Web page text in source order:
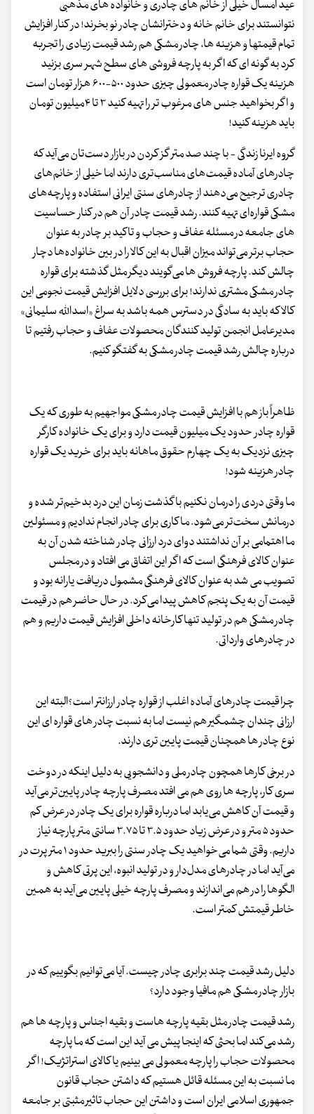
عید امسال خیلی از خانم های چادری و خانواده های مذهبی
نتوانستند برای خانم خانه و دخترانشان چادر نو بخرند! در کنار افزایش
تمام قیمتها و هزینه ها، چادر مشکی هم رشد قیمت زیادی را تجربه
کرد به گونه ای که اگر به پارچه فروشی های سطح شهر سری بزنید
هزینه یک قواره چادر معمولی چیزی حدود ۵۰۰-۶۰۰ هزار تومان است
و اگر بخواهید جنس های مرغوب تر را تهیه کنید ۳ تا ۴میلیون تومان
باید هزینه کنید!
گروه ایرنا زندگی - با چند صد متر گز کردن در بازار دست‌تان می‌آید که
چادرهای آماده قیمت‌های مناسب‌تری دارند اما خیلی از خانم‌های
چادری ترجیح می‌دهند از چادرهای سنتی ایرانی استفاده و پارچه‌های
مشکی قواره‌ای تهیه کنند. رشد قیمت چادر آن هم در کنار حساسیت
های جامعه در مسئله عفاف و حجاب و تاکید بر چادر به عنوان
حجاب برتر می‌تواند میزان اقبال به این کالا را در بین خانواده‌ها دچار
چالش کند. پارچه فروش ها می‌گویند دیگر مثل گذشته برای قواره
چادر مشکی مشتری ندارند! برای بررسی دلایل افزایش قیمت نجومی این
کالا که باید به سادگی در دسترس همه باشد به سراغ «اسدالله سلیمانی»
مدیرعامل انجمن تولید کنندگان محصولات عفاف و حجاب رفتیم تا
درباره چالش رشد قیمت چادر مشکی به گفتگو کنیم.
ظاهراً باز هم با افزایش قیمت چادر مشکی مواجهیم به طوری که یک
قواره چادر حدود یک میلیون قیمت دارد و برای یک خانواده کارگر
چیزی نزدیک به یک چهارم حقوق ماهانه باید برای خرید یک قواره
چادر هزینه شود!
ما وقتی دردی را درمان نکنیم با گذشت زمان این درد بدخیم‌تر شده و
درمانش سخت‌تر می‌شود. ما کاری برای چادر انجام ندادیم و مسئولین
ما اهتمامی بر آن نداشتند دوای درد ارزانی چادر شناخته شدن آن به
عنوان کالای فرهنگی است که اگر این اتفاق می افتاد و در مجلس
تصویب می شد به عنوان کالای فرهنگی مشمول دریافت یارانه بود و
قیمت آن به یک پنجم کاهش پیدا می‌کرد. در حال حاضر هم در قیمت
چادر مشکی هم در تولید تنها کارخانه داخلی افزایش قیمت داریم و هم
در چادرهای وارداتی.
چرا قیمت چادرهای آماده اغلب از قواره چادر ارزانتر است؟البته این
ارزانی چندان چشمگیر هم نیست اما به نسبت چادر های قواره ای این
نوع چادر ها همچنان قیمت پایین تری دارند.
در برخی کارها همچون چادر ملی و دانشجویی به دلیل اینکه در دوخت
سری کار، پارچه ها روی هم می افتد مصرف پارچه چادر پایین‌تر می‌آید
و قیمت آن کاهش می‌یابد اما درباره قواره برای یک چادر در عرض کم
حدود ۵ متر و در عرض زیاد حدود ۳.۵ تا ۳.۷۵ سانتی متر پارچه نیاز
داریم. وقتی شما می‌خواهید یک چادر سنتی را ببرید حدود ۱ متر پرت در
می‌آید اما در چادرهای مدل‌دار و در تولید انبوه، این پرتی کاهش و
الگوها را در هم می‌اندازند و مصرف پارچه خیلی پایین می‌آید به همین
خاطر قیمتش کمتر است.
دلیل رشد قیمت چند برابری چادر چیست. آیا می‌توانیم بگوییم که در
بازار چادر مشکی هم مافیا وجود دارد؟
رشد قیمت چادر مثل بقیه پارچه هاست و بقیه اجناس و پارچه ها هم
رشد می‌کند اما بحثی که اینجا پیش می آید این است که ما پارچه
محصولات حجاب را پارچه معمولی می بینیم یا کالای استراتژیک! اگر
ما نسبت به این مسئله قائل هستیم که داشتن حجاب قانون
جمهوری اسلامی ایران است و داشتن این حجاب تاثیر مثبتی بر جامعه